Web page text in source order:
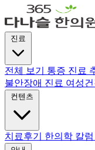
전체 보기 통증 진료
불안장애 진료 여성
치료후기 한의학 칼럼